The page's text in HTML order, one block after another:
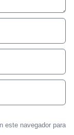
este navegador para